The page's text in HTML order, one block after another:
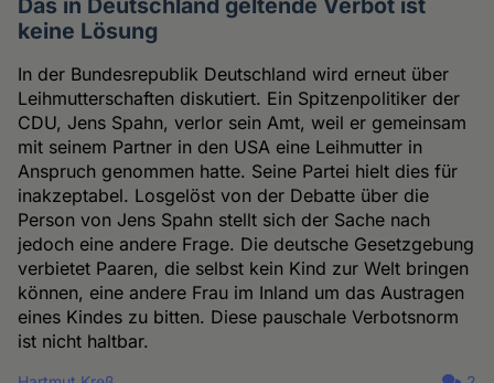
Das in Deutschland geltende Verbot ist
keine Lösung
In der Bundesrepublik Deutschland wird erneut über
Leihmutterschaften diskutiert. Ein Spitzenpolitiker der
CDU, Jens Spahn, verlor sein Amt, weil er gemeinsam
mit seinem Partner in den USA eine Leihmutter in
Anspruch genommen hatte. Seine Partei hielt dies für
inakzeptabel. Losgelöst von der Debatte über die
Person von Jens Spahn stellt sich der Sache nach
jedoch eine andere Frage. Die deutsche Gesetzgebung
verbietet Paaren, die selbst kein Kind zur Welt bringen
können, eine andere Frau im Inland um das Austragen
eines Kindes zu bitten. Diese pauschale Verbotsnorm
ist nicht haltbar.